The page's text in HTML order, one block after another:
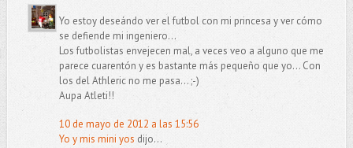
Yo estoy deseándo ver el futbol con mi princesa y ver cómo
se defiende mi ingeniero...
Los futbolistas envejecen mal, a veces veo a alguno que me
parece cuarentón y es bastante más pequeño que yo... Con
los del Athleric no me pasa... ;-)
Aupa Atleti!!
10 de mayo de 2012 a las 15:56
Yo y mis mini yos dijo...